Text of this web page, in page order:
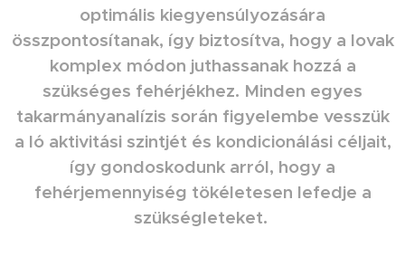
optimális kiegyensúlyozására
összpontosítanak, így biztosítva, hogy a lovak
komplex módon juthassanak hozzá a
szükséges fehérjékhez. Minden egyes
takarmányanalízis során figyelembe vesszük
a ló aktivitási szintjét és kondicionálási céljait,
így gondoskodunk arról, hogy a
fehérjemennyiség tökéletesen lefedje a
szükségleteket.